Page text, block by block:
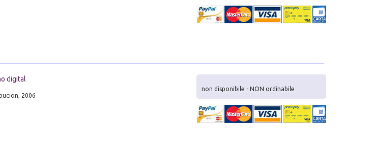
digital
2006
non disponibile - NON ordinabile